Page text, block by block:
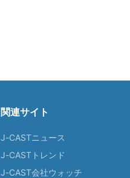
関連サイト
J-CASTニュース
J-CASTトレンド
J-CAST会社ウォッチ